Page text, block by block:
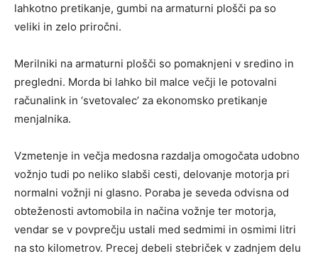
lahkotno pretikanje, gumbi na armaturni plošči pa so
veliki in zelo priročni.
Merilniki na armaturni plošči so pomaknjeni v sredino in
pregledni. Morda bi lahko bil malce večji le potovalni
računalink in ‘svetovalec’ za ekonomsko pretikanje
menjalnika.
Vzmetenje in večja medosna razdalja omogočata udobno
vožnjo tudi po neliko slabši cesti, delovanje motorja pri
normalni vožnji ni glasno. Poraba je seveda odvisna od
obteženosti avtomobila in načina vožnje ter motorja,
vendar se v povprečju ustali med sedmimi in osmimi litri
na sto kilometrov. Precej debeli stebriček v zadnjem delu